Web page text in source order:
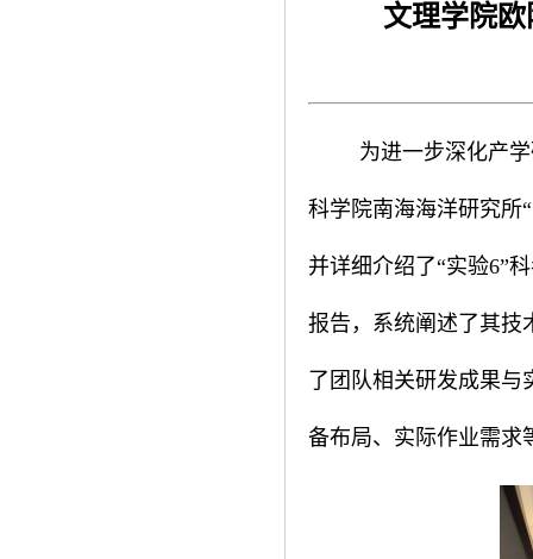
文理学院
为进一步深化产
科学院南海海洋研究所
并详细介绍了“实验6”
报告，系统阐述了其技
了团队相关研发成果
备布局、实际作业需求